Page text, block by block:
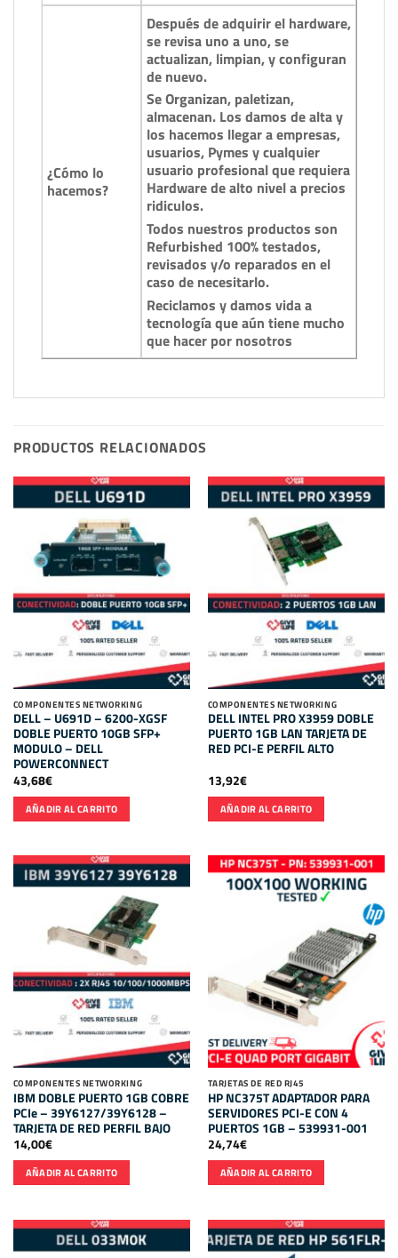
¿Cómo lo
hacemos?
Después de adquirir el hardware,
se revisa uno a uno, se
actualizan, limpian, y configuran
de nuevo.
Se Organizan, paletizan,
almacenan. Los damos de alta y
los hacemos llegar a empresas,
usuarios, Pymes y cualquier
usuario profesional que requiera
Hardware de alto nivel a precios
ridiculos.
Todos nuestros productos son
Refurbished 100% testados,
revisados y/o reparados en el
caso de necesitarlo.
Reciclamos y damos vida a
tecnología que aún tiene mucho
que hacer por nosotros
PRODUCTOS RELACIONADOS
COMPONENTES NETWORKING
DELL – U691D – 6200-XGSF
DOBLE PUERTO 10GB SFP+
MODULO – DELL
POWERCONNECT
43,68€
AÑADIR AL CARRITO
COMPONENTES NETWORKING
DELL INTEL PRO X3959 DOBLE
PUERTO 1GB LAN TARJETA DE
RED PCI-E PERFIL ALTO
13,92€
AÑADIR AL CARRITO
COMPONENTES NETWORKING
IBM DOBLE PUERTO 1GB COBRE
PCIe – 39Y6127/39Y6128 –
TARJETA DE RED PERFIL BAJO
14,00€
AÑADIR AL CARRITO
TARJETAS DE RED RJ45
HP NC375T ADAPTADOR PARA
SERVIDORES PCI-E CON 4
PUERTOS 1GB – 539931-001
24,74€
AÑADIR AL CARRITO